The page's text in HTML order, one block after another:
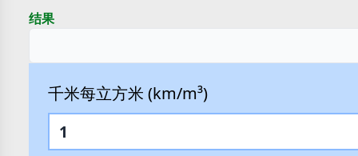
结果
千米每立方米 (km/m³)